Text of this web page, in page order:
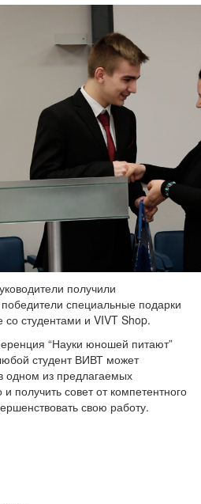
получили
специальные подарки
студентами и VIVT Shop.
“Науки юношей питают”
студент ВИВТ может
одном из предлагаемых
получить совет от компетентного
свою работу.